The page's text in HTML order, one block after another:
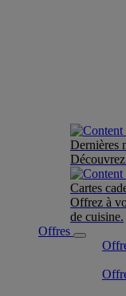
Dernières
Cartes
Offrez à
de cuisine.
Offres